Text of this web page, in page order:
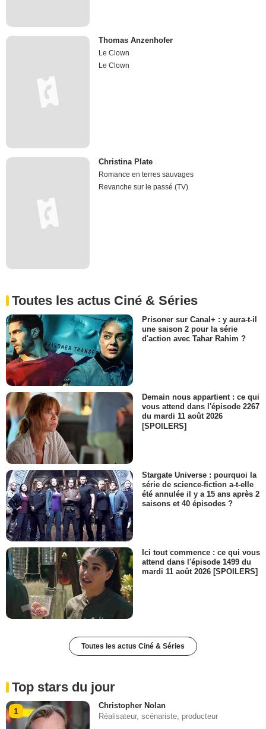
Thomas Anzenhofer
Le Clown
Le Clown
Christina Plate
Romance en terres sauvages
Revanche sur le passé (TV)
Toutes les actus Ciné & Séries
Prisoner sur Canal+ : y aura-t-il
une saison 2 pour la série
d'action avec Tahar Rahim ?
Demain nous appartient : ce qui
vous attend dans l'épisode 2267
du mardi 11 août 2026
[SPOILERS]
Stargate Universe : pourquoi la
série de science-fiction a-t-elle
été annulée il y a 15 ans après 2
saisons et 40 épisodes ?
Ici tout commence : ce qui vous
attend dans l'épisode 1499 du
mardi 11 août 2026 [SPOILERS]
Toutes les actus Ciné & Séries
Top stars du jour
1
Christopher Nolan
Réalisateur, scénariste, producteur